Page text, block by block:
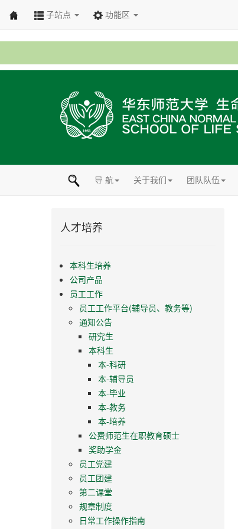
子站点 功能区
导 航 关于我们 团队队伍
人才培养
本科生培养
公司产品
员工工作
员工工作平台(辅导员、教务等)
通知公告
研究生
本科生
本-科研
本-辅导员
本-毕业
本-教务
本-培养
公费师范生在职教育硕士
奖助学金
员工党建
员工团建
第二课堂
规章制度
日常工作操作指南